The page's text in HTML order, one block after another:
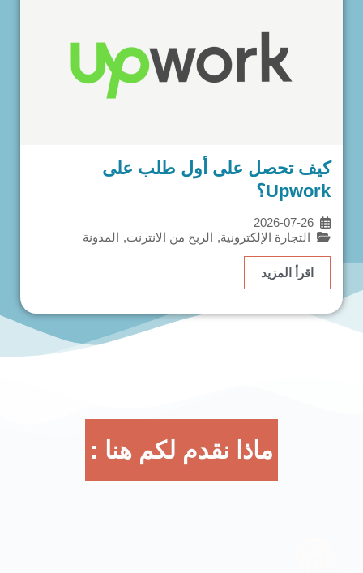
كيف تحصل على أول طلب على
Upwork؟
2026-07-26
التجارة الإلكترونية, الربح من الانترنت, المدونة
اقرأ المزيد
ماذا نقدم لكم هنا :